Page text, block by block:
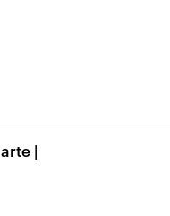
arte |